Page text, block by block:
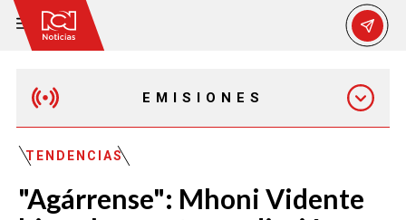
EMISIONES
EMISIÓN 7:00 PM
TENDENCIAS
"Agárrense": Mhoni Vidente